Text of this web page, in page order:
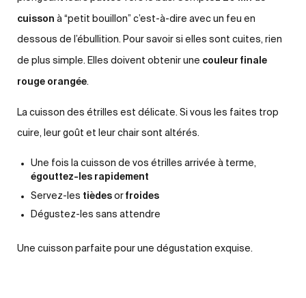
cuisson à “petit bouillon” c’est-à-dire avec un feu en
dessous de l’ébullition. Pour savoir si elles sont cuites, rien
de plus simple. Elles doivent obtenir une couleur finale
rouge orangée.
La cuisson des étrilles est délicate. Si vous les faites trop
cuire, leur goût et leur chair sont altérés.
Une fois la cuisson de vos étrilles arrivée à terme,
égouttez-les rapidement
Servez-les tièdes or froides
Dégustez-les sans attendre
Une cuisson parfaite pour une dégustation exquise.